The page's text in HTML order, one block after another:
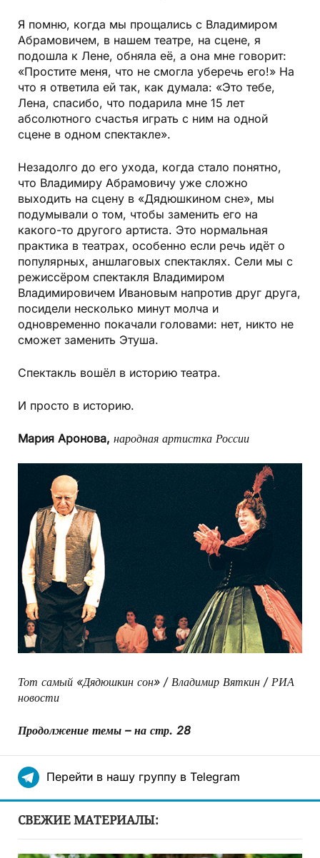
Я помню, когда мы прощались с Владимиром
Абрамовичем, в нашем театре, на сцене, я
подошла к Лене, обняла её, а она мне говорит:
«Простите меня, что не смогла уберечь его!» На
что я ответила ей так, как думала: «Это тебе,
Лена, спасибо, что подарила мне 15 лет
абсолютного счастья играть с ним на одной
сцене в одном спектакле».
Незадолго до его ухода, когда стало понятно,
что Владимиру Абрамовичу уже сложно
выходить на сцену в «Дядюшкином сне», мы
подумывали о том, чтобы заменить его на
какого-то другого артиста. Это нормальная
практика в театрах, особенно если речь идёт о
популярных, аншлаговых спектаклях. Сели мы с
режиссёром спектакля Владимиром
Владимировичем Ивановым напротив друг друга,
посидели несколько минут молча и
одновременно покачали головами: нет, никто не
сможет заменить Этуша.
Спектакль вошёл в историю театра.
И просто в историю.
Мария Аронова, народная артистка России
Тот самый «Дядюшкин сон» / Владимир Вяткин / РИА
новости
Продолжение темы – на стр. 28
Перейти в нашу группу в Telegram
СВЕЖИЕ МАТЕРИАЛЫ: